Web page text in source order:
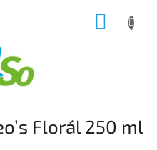
Florál 250 ml